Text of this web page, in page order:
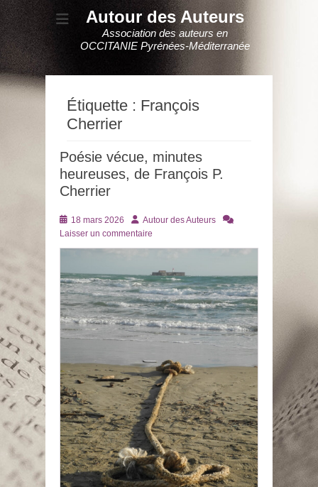
Autour des Auteurs
Association des auteurs en
OCCITANIE Pyrénées-Méditerranée
Étiquette : François
Cherrier
Poésie vécue, minutes
heureuses, de François P.
Cherrier
Posté
le
18 mars 2026 AuteurAutour des Auteurs
Laisser un commentaire